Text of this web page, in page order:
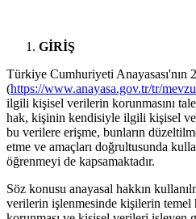
GİRİŞ
Türkiye Cumhuriyeti Anayasası'nın
(https://www.anayasa.gov.tr/tr/
ilgili kişisel verilerin korunmasını
hak, kişinin kendisiyle ilgili kişisel
bu verilere erişme, bunların
etme ve amaçları doğrultusunda
öğrenmeyi de kapsamaktadır.
Söz konusu anayasal hakkın
verilerin işlenmesinde kişilerin